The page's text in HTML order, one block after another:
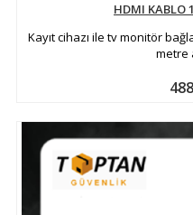
HDMI KABLO
Kayıt cihazı ile tv monitör
metre